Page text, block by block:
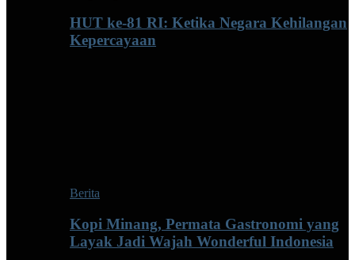
HUT ke-81 RI: Ketika Negara Kehilangan
Kepercayaan
Berita
Kopi Minang, Permata Gastronomi yang
Layak Jadi Wajah Wonderful Indonesia